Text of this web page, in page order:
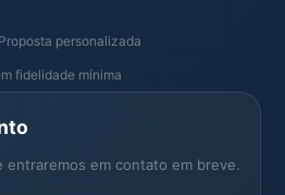
Proposta personalizada
fidelidade mínima
entraremos em contato em breve.